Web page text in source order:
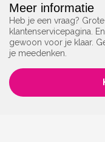
Meer informatie
Heb je een vraag?
klantenservicepagina.
gewoon voor je klaar.
je meedenken.